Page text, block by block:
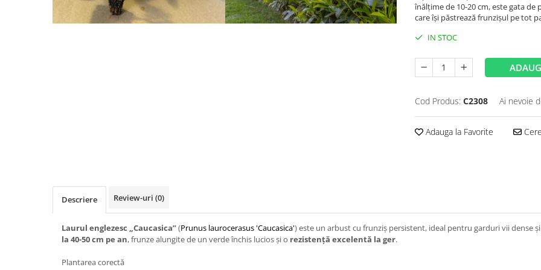
înălțime de 10-20 cm, este gata
care își păstrează frunzișul pe tot
IN STOC
Cod Produs: C2308 Ai nevoie
Adauga la Favorite
Descriere Review-uri (0)
Laurul englezesc „Caucasica”(Prunus laurocerasus 'Caucasica') este un arbust cu frunziș persistent, ideal pentru garduri vii dense
la 40-50 cm pe an, frunze alungite de un verde închis lucios și o rezistență excelentă la ger.
Plantarea corectă